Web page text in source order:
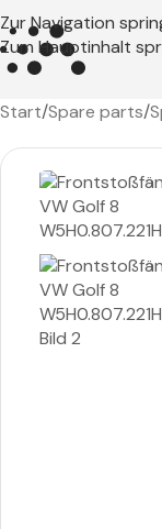
Zur Navigation
Zum Hauptinhalt
Start Spare parts